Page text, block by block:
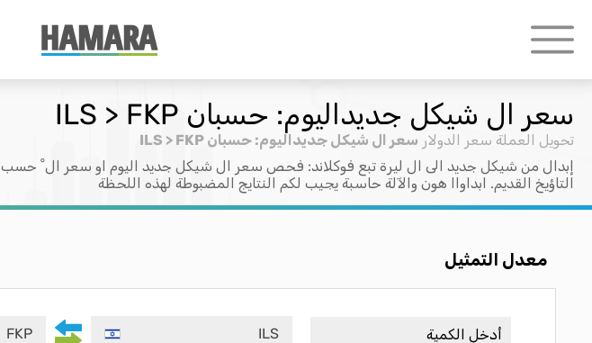
سعر ال شيكل جديداليوم: حسبان ILS > FKP
تحويل العملة سعر الدولار سعر ال شيكل جديداليوم: حسبان ILS > FKP
إبدال من شيكل جديد الى ال ليرة تبع فوكلاند: فحص سعر ال شيكل جديد اليوم او سعر ال ْ حسب
التاؤيخ القديم. ابداواا هون والآلة حاسبة يجيب لكم النتايج المضبوطة لهذه اللحظة
معدل التمثيل
ILS
FKP